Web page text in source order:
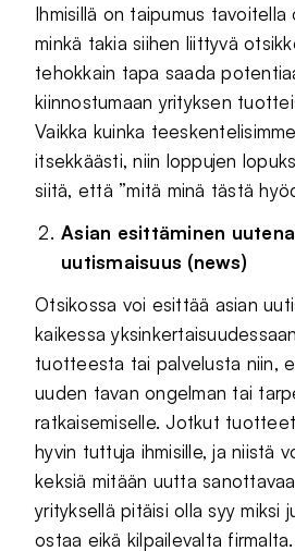
Ihmisillä on taipumus tavoitella
minkä takia siihen liittyvä
tehokkain tapa saada
kiinnostumaan yrityksen
Vaikka kuinka
itsekkäästi, niin loppujen
siitä, että ”mitä minä tästä
Asian esittäminen
uutismaisuus (news)
Otsikossa voi esittää asian
kaikessa
tuotteesta tai palvelusta niin,
uuden tavan ongelman tai
ratkaisemiselle. Jotkut
hyvin tuttuja ihmisille, ja niistä
keksiä mitään uutta
yrityksellä pitäisi olla syy miksi
ostaa eikä kilpailevalta